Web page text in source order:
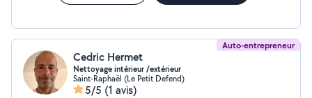
Auto-entrepreneur
Cedric Hermet
Nettoyage intérieur /extérieur
Saint-Raphaël (Le Petit Defend)
5/5 (1 avis)